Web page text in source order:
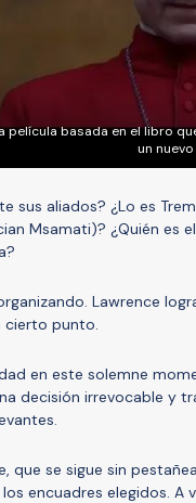
película basada en el libro
un nuevo
sus aliados? ¿Lo es
Msamati)? ¿Quién es
Lawrence
cierto punto.
en este solemne
decisión irrevocable y
que se sigue sin
encuadres elegidos. A